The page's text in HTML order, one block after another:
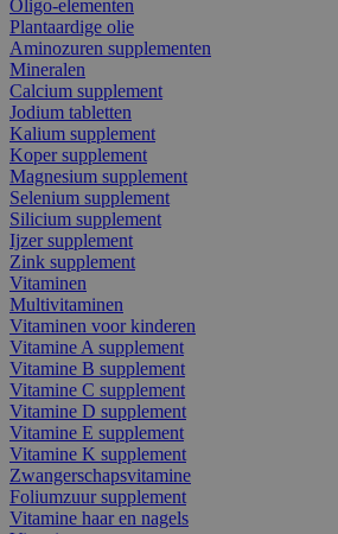
Oligo-elementen
Plantaardige olie
Aminozuren supplementen
Mineralen
Calcium supplement
Jodium tabletten
Kalium supplement
Koper supplement
Magnesium supplement
Selenium supplement
Silicium supplement
Ijzer supplement
Zink supplement
Vitaminen
Multivitaminen
Vitaminen voor kinderen
Vitamine A supplement
Vitamine B supplement
Vitamine C supplement
Vitamine D supplement
Vitamine E supplement
Vitamine K supplement
Zwangerschapsvitamine
Foliumzuur supplement
Vitamine haar en nagels